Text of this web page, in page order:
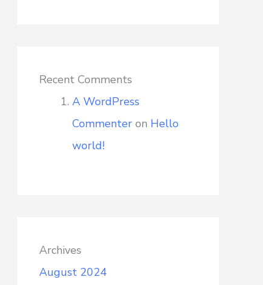
Recent Comments
A WordPress
Commenter on Hello
world!
Archives
August 2024